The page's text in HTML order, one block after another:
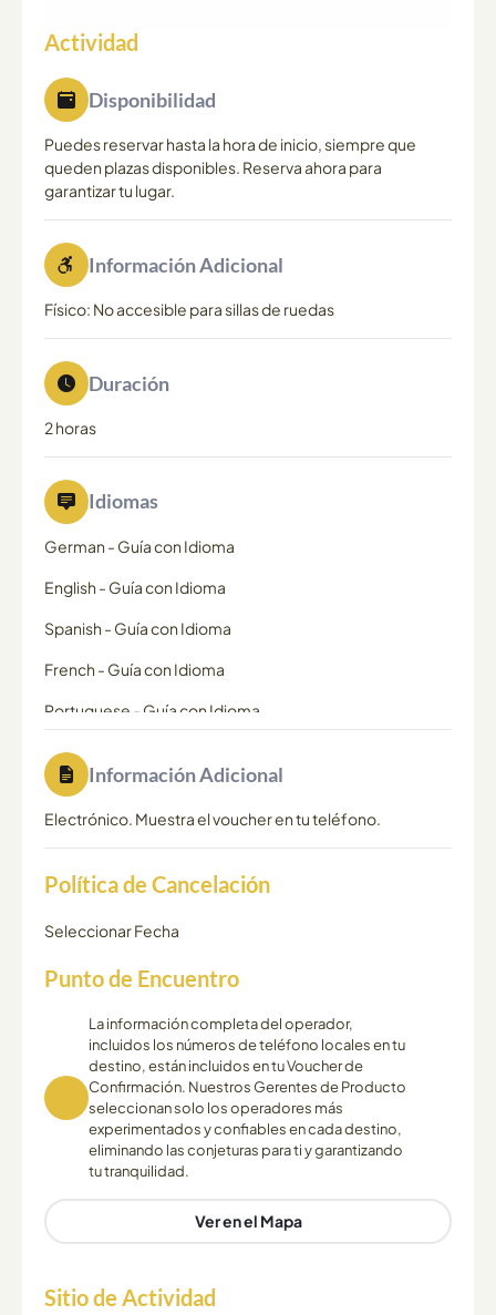
Actividad
Disponibilidad
Puedes reservar hasta la hora de inicio, siempre que
queden plazas disponibles. Reserva ahora para
garantizar tu lugar.
Información Adicional
Físico: No accesible para sillas de ruedas
Duración
2 horas
Idiomas
German - Guía con Idioma
English - Guía con Idioma
Spanish - Guía con Idioma
French - Guía con Idioma
Portuguese - Guía con Idioma
Información Adicional
Electrónico. Muestra el voucher en tu teléfono.
Política de Cancelación
Seleccionar Fecha
Punto de Encuentro
La información completa del operador,
incluidos los números de teléfono locales en tu
destino, están incluidos en tu Voucher de
Confirmación. Nuestros Gerentes de Producto
seleccionan solo los operadores más
experimentados y confiables en cada destino,
eliminando las conjeturas para ti y garantizando
tu tranquilidad.
Ver en el Mapa
Sitio de Actividad